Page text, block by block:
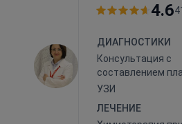
и
4.6
ДИАГНОСТИКИ
Консультация с
составлением
УЗИ
ЛЕЧЕНИЕ